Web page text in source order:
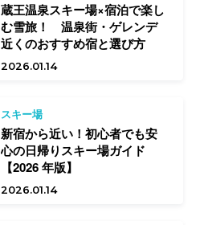
蔵王温泉スキー場×宿泊で楽し
む雪旅！ 温泉街・ゲレンデ
近くのおすすめ宿と選び方
2026.01.14
スキー場
新宿から近い！初心者でも安
心の日帰りスキー場ガイド
【2026 年版】
2026.01.14